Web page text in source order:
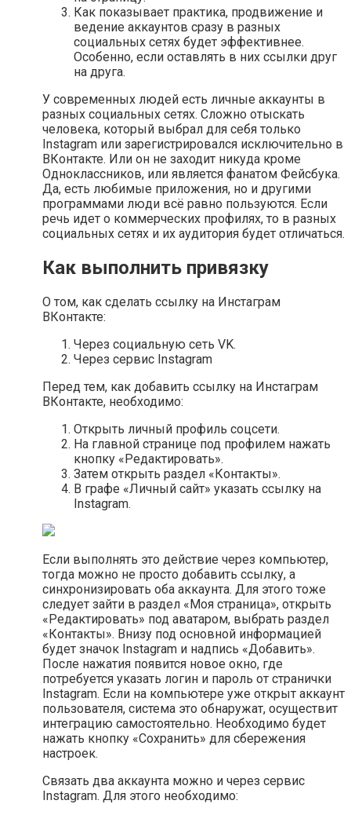
Как показывает практика, продвижение и
ведение аккаунтов сразу в разных
социальных сетях будет эффективнее.
Особенно, если оставлять в них ссылки друг
на друга.
У современных людей есть личные аккаунты в
разных социальных сетях. Сложно отыскать
человека, который выбрал для себя только
Instagram или зарегистрировался исключительно в
ВКонтакте. Или он не заходит никуда кроме
Одноклассников, или является фанатом Фейсбука.
Да, есть любимые приложения, но и другими
программами люди всё равно пользуются. Если
речь идет о коммерческих профилях, то в разных
социальных сетях и их аудитория будет отличаться.
Как выполнить привязку
О том, как сделать ссылку на Инстаграм
ВКонтакте:
Через социальную сеть VK.
Через сервис Instagram
Перед тем, как добавить ссылку на Инстаграм
ВКонтакте, необходимо:
Открыть личный профиль соцсети.
На главной странице под профилем нажать
кнопку «Редактировать».
Затем открыть раздел «Контакты».
В графе «Личный сайт» указать ссылку на
Instagram.
Если выполнять это действие через компьютер,
тогда можно не просто добавить ссылку, а
синхронизировать оба аккаунта. Для этого тоже
следует зайти в раздел «Моя страница», открыть
«Редактировать» под аватаром, выбрать раздел
«Контакты». Внизу под основной информацией
будет значок Instagram и надпись «Добавить».
После нажатия появится новое окно, где
потребуется указать логин и пароль от странички
Instagram. Если на компьютере уже открыт аккаунт
пользователя, система это обнаружат, осуществит
интеграцию самостоятельно. Необходимо будет
нажать кнопку «Сохранить» для сбережения
настроек.
Связать два аккаунта можно и через сервис
Instagram. Для этого необходимо: